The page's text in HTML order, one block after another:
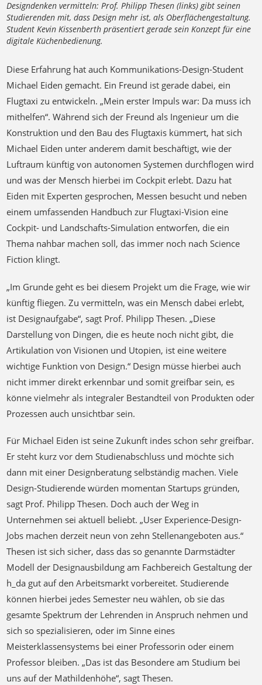
Designdenken vermitteln: Prof. Philipp Thesen (links) gibt seinen
Studierenden mit, dass Design mehr ist, als Oberflächengestaltung.
Student Kevin Kissenberth präsentiert gerade sein Konzept für eine
digitale Küchenbedienung.
Diese Erfahrung hat auch Kommunikations-Design-Student
Michael Eiden gemacht. Ein Freund ist gerade dabei, ein
Flugtaxi zu entwickeln. „Mein erster Impuls war: Da muss ich
mithelfen“. Während sich der Freund als Ingenieur um die
Konstruktion und den Bau des Flugtaxis kümmert, hat sich
Michael Eiden unter anderem damit beschäftigt, wie der
Luftraum künftig von autonomen Systemen durchflogen wird
und was der Mensch hierbei im Cockpit erlebt. Dazu hat
Eiden mit Experten gesprochen, Messen besucht und neben
einem umfassenden Handbuch zur Flugtaxi-Vision eine
Cockpit- und Landschafts-Simulation entworfen, die ein
Thema nahbar machen soll, das immer noch nach Science
Fiction klingt.
„Im Grunde geht es bei diesem Projekt um die Frage, wie wir
künftig fliegen. Zu vermitteln, was ein Mensch dabei erlebt,
ist Designaufgabe“, sagt Prof. Philipp Thesen. „Diese
Darstellung von Dingen, die es heute noch nicht gibt, die
Artikulation von Visionen und Utopien, ist eine weitere
wichtige Funktion von Design.“ Design müsse hierbei auch
nicht immer direkt erkennbar und somit greifbar sein, es
könne vielmehr als integraler Bestandteil von Produkten oder
Prozessen auch unsichtbar sein.
Für Michael Eiden ist seine Zukunft indes schon sehr greifbar.
Er steht kurz vor dem Studienabschluss und möchte sich
dann mit einer Designberatung selbständig machen. Viele
Design-Studierende würden momentan Startups gründen,
sagt Prof. Philipp Thesen. Doch auch der Weg in
Unternehmen sei aktuell beliebt. „User Experience-Design-
Jobs machen derzeit neun von zehn Stellenangeboten aus.“
Thesen ist sich sicher, dass das so genannte Darmstädter
Modell der Designausbildung am Fachbereich Gestaltung der
h_da gut auf den Arbeitsmarkt vorbereitet. Studierende
können hierbei jedes Semester neu wählen, ob sie das
gesamte Spektrum der Lehrenden in Anspruch nehmen und
sich so spezialisieren, oder im Sinne eines
Meisterklassensystems bei einer Professorin oder einem
Professor bleiben. „Das ist das Besondere am Studium bei
uns auf der Mathildenhöhe“, sagt Thesen.